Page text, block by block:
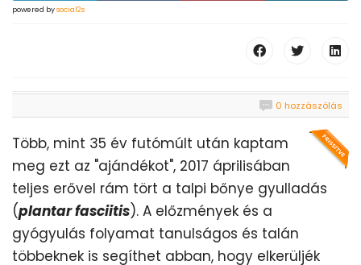
powered bysocial2s
0 hozzászólás
Több, mint 35 év futómúlt után kaptam
meg ezt az "ajándékot", 2017 áprilisában
teljes erővel rám tört a talpi bőnye gyulladás
(plantar fasciitis). A előzmények és a
gyógyulás folyamat tanulságos és talán
többeknek is segíthet abban, hogy elkerüljék